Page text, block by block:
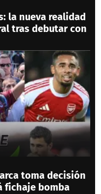
la nueva realidad
tras debutar con
toma decisión
fichaje bomba